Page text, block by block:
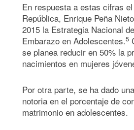
En respuesta a estas cifras
República, Enrique Peña
2015 la Estrategia Nacional
Embarazo en Adolescentes.5
se planea reducir en 50% la
nacimientos en mujeres
Por otra parte, se ha dado
notoria en el porcentaje de
matrimonio en adolescentes.